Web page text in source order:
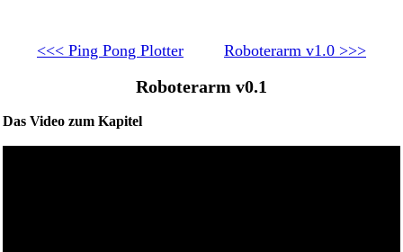
<<< Ping Pong Plotter Roboterarm v1.0 >>>
Roboterarm v0.1
Das Video zum Kapitel